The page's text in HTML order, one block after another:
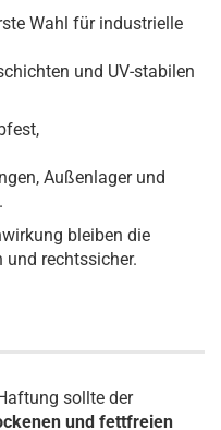
Wahl für industrielle
und UV-stabilen
Außenlager und
bleiben die
und rechtssicher.
sollte der
und fettfreien